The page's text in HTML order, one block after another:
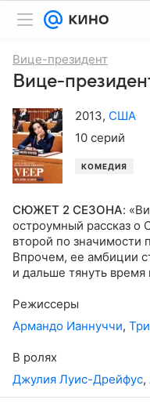
Вице-президент
Вице-
2013, США
10 серий
КОМЕДИЯ
СЮЖЕТ 2 СЕЗОНА:
остроумный рассказ
второй по значимости
Впрочем, ее амбиции
и дальше тянуть
и, как ни странно,
подкидывать героине
цели. Шоураннером
мастер политической
исполнительница
благодаря своей игре
«Эмми» в комедийных
Режиссеры
Армандо Ианнуччи,
В ролях
Джулия Луис-Дрейфус,